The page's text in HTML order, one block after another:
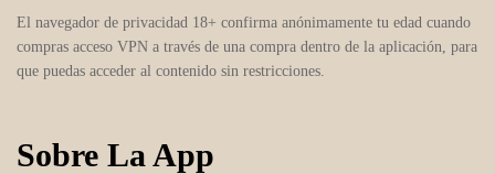
El navegador de privacidad 18+ confirma anónimamente tu edad cuando
compras acceso VPN a través de una compra dentro de la aplicación, para
que puedas acceder al contenido sin restricciones.
Sobre La App